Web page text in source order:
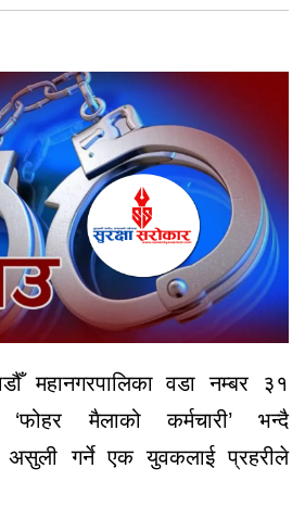
महानगरपालिका वडा नम्बर ३१
मैलाको कर्मचारी’ भन्दै
असुली गर्ने एक युवकलाई प्रहरीले